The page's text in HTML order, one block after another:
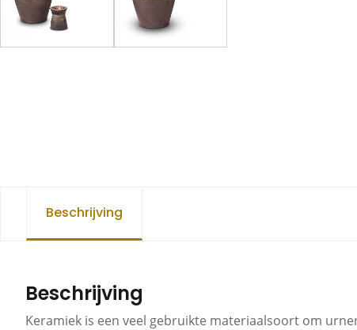
Beschrijving
Beschrijving
Keramiek is een veel gebruikte materiaalsoort om